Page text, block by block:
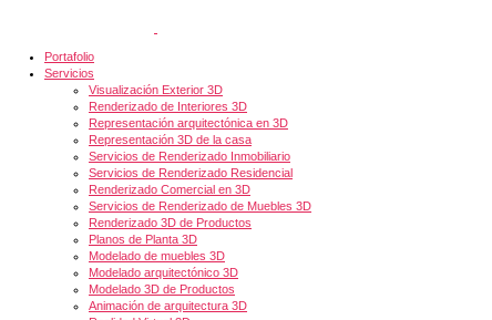
Portafolio
Servicios
Visualización Exterior 3D
Renderizado de Interiores 3D
Representación arquitectónica en 3D
Representación 3D de la casa
Servicios de Renderizado Inmobiliario
Servicios de Renderizado Residencial
Renderizado Comercial en 3D
Servicios de Renderizado de Muebles 3D
Renderizado 3D de Productos
Planos de Planta 3D
Modelado de muebles 3D
Modelado arquitectónico 3D
Modelado 3D de Productos
Animación de arquitectura 3D